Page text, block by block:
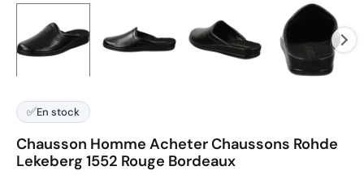
✅En stock
Chausson Homme Acheter Chaussons Rohde
Lekeberg 1552 Rouge Bordeaux